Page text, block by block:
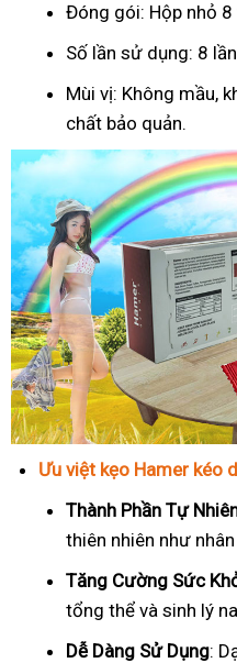
Đóng gói: Hộp nhỏ 8
Số lần sử dụng: 8
Mùi vị: Không mầu,
chất bảo quản.
Ưu việt kẹo Hamer kéo
Thành Phần Tự
thiên nhiên như
Tăng Cường Sức
tổng thể và sinh lý
Dễ Dàng Sử Dụng: